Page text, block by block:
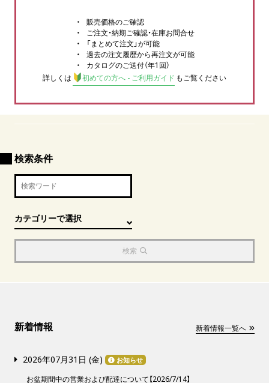
販売価格のご確認
ご注文・納期ご確認・在庫お問合せ
「まとめて注文」が可能
過去の注文履歴から再注文が可能
カタログのご送付（年1回）
詳しくは
初めての方へ - ご利用ガイド もご覧ください
検索条件
検索
新着情報 新着情報一覧へ
2026年07月31日 (金) お知らせ
お盆期間中の営業および配達について【2026/7/14】